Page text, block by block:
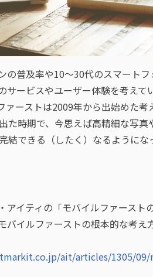
の普及率や10〜30代のスマート
サービスやユーザー体験を考え
ァーストは2009年から出始めた
た時期で、今思えば高精細な写
結できる（したく）なるように
アイティの「モバイルファースト
バイルファーストの根本的な考え
ait/articles/1305/09/